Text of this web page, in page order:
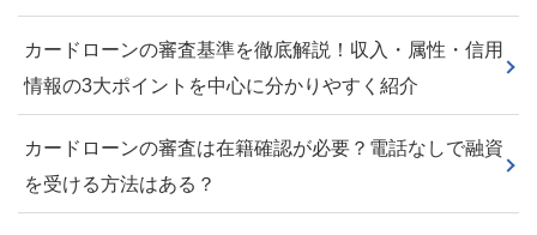
カードローンの審査基準を徹底解説！収入・属性・信用
情報の3大ポイントを中心に分かりやすく紹介
カードローンの審査は在籍確認が必要？電話なしで融資
を受ける方法はある？